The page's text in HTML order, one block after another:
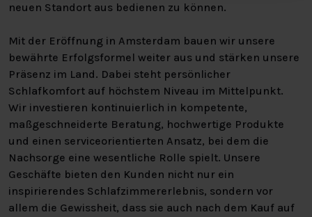
neuen Standort aus bedienen zu können.
Mit der Eröffnung in Amsterdam bauen wir unsere
bewährte Erfolgsformel weiter aus und stärken unsere
Präsenz im Land. Dabei steht persönlicher
Schlafkomfort auf höchstem Niveau im Mittelpunkt.
Wir investieren kontinuierlich in kompetente,
maßgeschneiderte Beratung, hochwertige Produkte
und einen serviceorientierten Ansatz, bei dem die
Nachsorge eine wesentliche Rolle spielt. Unsere
Geschäfte bieten den Kunden nicht nur ein
inspirierendes Schlafzimmererlebnis, sondern vor
allem die Gewissheit, dass sie auch nach dem Kauf auf